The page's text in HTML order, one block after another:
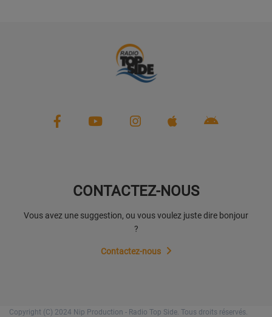
CONTACTEZ-NOUS
Vous avez une suggestion, ou vous voulez juste dire bonjour
?
Contactez-nous
Copyright (C) 2024 Nip Production - Radio Top Side. Tous droits réservés.